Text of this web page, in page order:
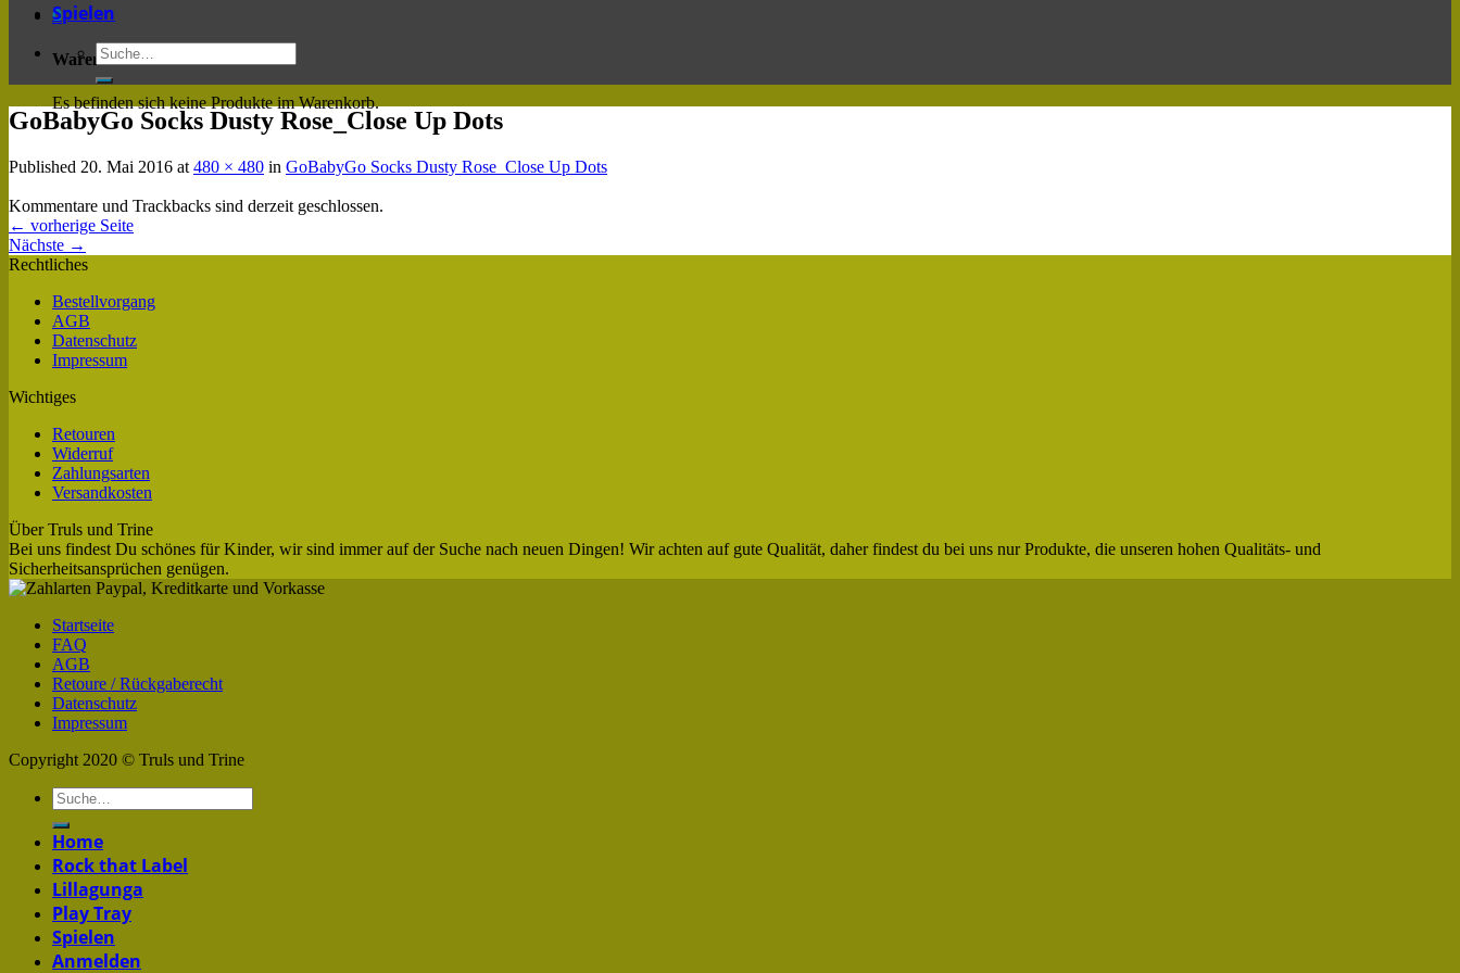
0
Warenkorb
Es befinden sich keine Produkte im Warenkorb.
Spielen
GoBabyGo Socks Dusty Rose_Close Up Dots
Published 20. Mai 2016 at 480 × 480 in GoBabyGo Socks Dusty Rose_Close Up Dots
Kommentare und Trackbacks sind derzeit geschlossen.
← vorherige Seite
Nächste →
Rechtliches
Bestellvorgang
AGB
Datenschutz
Impressum
Wichtiges
Retouren
Widerruf
Zahlungsarten
Versandkosten
Über Truls und Trine
Bei uns findest Du schönes für Kinder, wir sind immer auf der Suche nach neuen Dingen! Wir achten auf gute Qualität, daher findest du bei uns nur Produkte, die unseren hohen Qualitäts- und
Sicherheitsansprüchen genügen.
Startseite
FAQ
AGB
Retoure / Rückgaberecht
Datenschutz
Impressum
Copyright 2020 © Truls und Trine
Home
Rock that Label
Lillagunga
Play Tray
Spielen
Anmelden